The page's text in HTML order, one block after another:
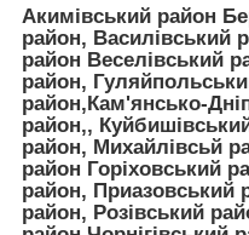
Акимівський район
район, Василівський
район Веселівський
район,
район,Кам'янсько-
район,,
район, Михайлівсьй
район Горіховський
район, Приазовський
район, Розівський